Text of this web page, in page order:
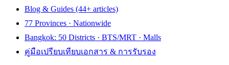
Blog & Guides (44+ articles)
77 Provinces · Nationwide
Bangkok: 50 Districts · BTS/MRT · Malls
คู่มือเปรียบเทียบเอกสาร & การรับรอง